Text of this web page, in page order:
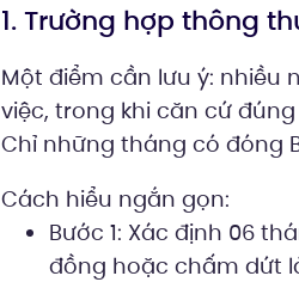
1. Trường hợp thông
Một điểm cần lưu ý: nhiều
việc, trong khi căn cứ đúng
Chỉ những tháng có đóng
Cách hiểu ngắn gọn:
Bước 1: Xác định 06
đồng hoặc chấm dứt